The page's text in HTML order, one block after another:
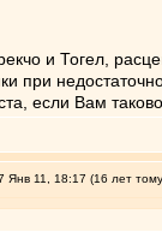
и Тогел,
при
если Вам
Янв 11, 18:17 (16 лет